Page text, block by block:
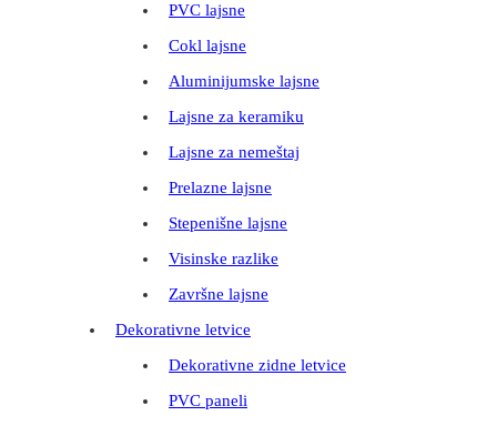
PVC lajsne
Cokl lajsne
Aluminijumske lajsne
Lajsne za keramiku
Lajsne za nemeštaj
Prelazne lajsne
Stepenišne lajsne
Visinske razlike
Završne lajsne
Dekorativne letvice
Dekorativne zidne letvice
PVC paneli